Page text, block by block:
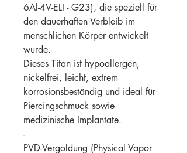
6Al-4V-ELI - G23), die speziell für
den dauerhaften Verbleib im
menschlichen Körper entwickelt
wurde.
Dieses Titan ist hypoallergen,
nickelfrei, leicht, extrem
korrosionsbeständig und ideal für
Piercingschmuck sowie
medizinische Implantate.
-
PVD-Vergoldung (Physical Vapor